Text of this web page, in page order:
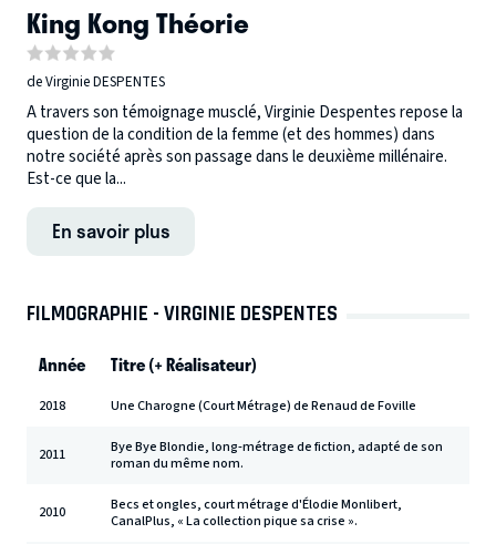
King Kong Théorie
de Virginie DESPENTES
A travers son témoignage musclé, Virginie Despentes repose la
question de la condition de la femme (et des hommes) dans
notre société après son passage dans le deuxième millénaire.
Est-ce que la...
En savoir plus
FILMOGRAPHIE - VIRGINIE DESPENTES
Année Titre (+ Réalisateur)
2018 Une Charogne (Court Métrage) de Renaud de Foville
2011
Bye Bye Blondie, long-métrage de fiction, adapté de son
roman du même nom.
2010
Becs et ongles, court métrage d'Élodie Monlibert,
CanalPlus, « La collection pique sa crise ».